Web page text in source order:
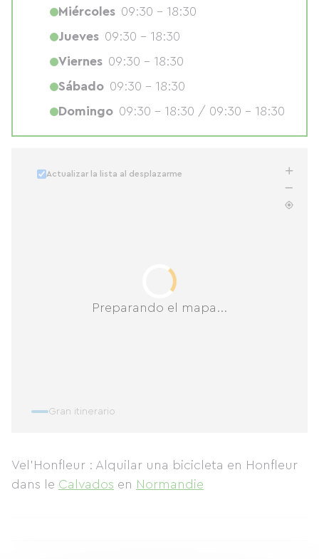
Preparando el mapa...
Actualizar la lista al desplazarme
Gran itinerario
Vel'Honfleur : Alquilar una bicicleta en Honfleur
dans le Calvados en Normandie
Miércoles 09:30 - 18:30
Jueves 09:30 - 18:30
Viernes 09:30 - 18:30
Sábado 09:30 - 18:30
Domingo 09:30 - 18:30 / 09:30 - 18:30